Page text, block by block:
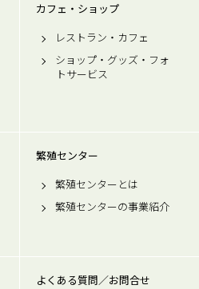
カフェ・ショップ
レストラン・カフェ
ショップ・グッズ・フォ
トサービス
繁殖センター
繁殖センターとは
繁殖センターの事業紹介
よくある質問／お問合せ